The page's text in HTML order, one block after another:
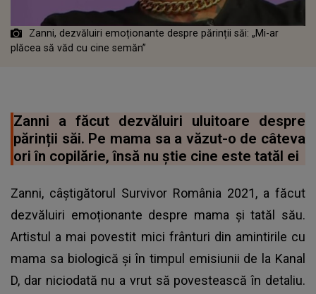
Zanni, dezvăluiri emoționante despre părinții săi: „Mi-ar
plăcea să văd cu cine semăn”
Zanni a făcut dezvăluiri uluitoare despre
părinții săi. Pe mama sa a văzut-o de câteva
ori în copilărie, însă nu știe cine este tatăl ei
Zanni, câștigătorul Survivor România 2021, a făcut
dezvăluiri emoționante despre mama și tatăl său.
Artistul a mai povestit mici frânturi din amintirile cu
mama sa biologică și în timpul emisiunii de la Kanal
D, dar niciodată nu a vrut să povestească în detaliu.